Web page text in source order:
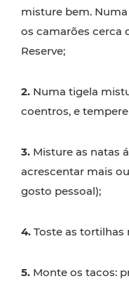
misture bem.
os camarões cerca
Reserve;
2. Numa tigela
coentros, e
3. Misture as natas
acrescentar mais
gosto pessoal);
4. Toste as
5. Monte os tacos: